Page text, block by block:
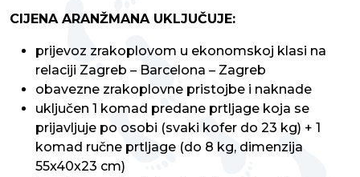
CIJENA ARANŽMANA UKLJUČUJE:
prijevoz zrakoplovom u ekonomskoj klasi na
relaciji Zagreb – Barcelona – Zagreb
obavezne zrakoplovne pristojbe i naknade
uključen 1 komad predane prtljage koja se
prijavljuje po osobi (svaki kofer do 23 kg) + 1
komad ručne prtljage (do 8 kg, dimenzija
55x40x23 cm)